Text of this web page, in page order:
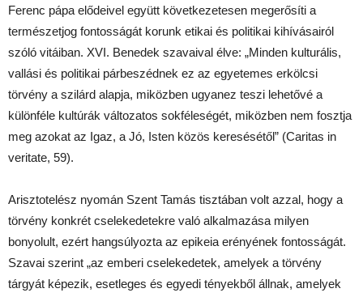
Ferenc pápa elődeivel együtt következetesen megerősíti a
természetjog fontosságát korunk etikai és politikai kihívásairól
szóló vitáiban. XVI. Benedek szavaival élve: „Minden kulturális,
vallási és politikai párbeszédnek ez az egyetemes erkölcsi
törvény a szilárd alapja, miközben ugyanez teszi lehetővé a
különféle kultúrák változatos sokféleségét, miközben nem fosztja
meg azokat az Igaz, a Jó, Isten közös keresésétől” (Caritas in
veritate, 59).
Arisztotelész nyomán Szent Tamás tisztában volt azzal, hogy a
törvény konkrét cselekedetekre való alkalmazása milyen
bonyolult, ezért hangsúlyozta az epikeia erényének fontosságát.
Szavai szerint „az emberi cselekedetek, amelyek a törvény
tárgyát képezik, esetleges és egyedi tényekből állnak, amelyek